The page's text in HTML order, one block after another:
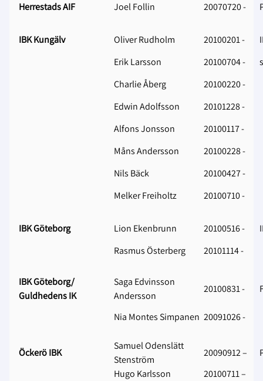
Herrestads AIF
Joel Follin 20070720 -
IBK Kungälv Oliver Rudholm ‎20100201 -
Erik Larsson
20100704 -
Charlie Åberg
20100220 -
Edwin Adolfsson
20101228 -
Alfons Jonsson
20100117 -
Måns Andersson
20100228 -
Nils Bäck
20100427 -
Melker Freiholtz
20100710 -
IBK Göteborg Lion Ekenbrunn 20100516 -
Rasmus Österberg
20101114 -
IBK Göteborg/
Guldhedens IK
Saga Edvinsson
Andersson
20100831 -
Nia Montes Simpanen 20091026 -
Öckerö IBK
Samuel Odenslätt
Stenström
20090912 –
Hugo Karlsson
20100711 –